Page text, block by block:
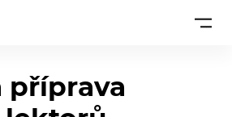
příprava